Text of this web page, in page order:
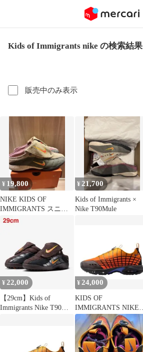
Kids of Immigrants nike の検索結果
販売中のみ表示
¥ 19,800
NIKE KIDS OF
IMMIGRANTS スニー
カー 28cm
¥ 21,700
Kids of Immigrants ×
Nike T90Mule
¥ 22,000
【29cm】Kids of
Immigrants Nike T90
¥ 24,000
KIDS OF
IMMIGRANTS NIKE
AIR MAX SNDR SP